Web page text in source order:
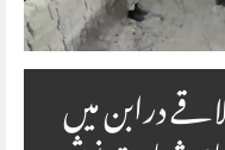
درابن میں